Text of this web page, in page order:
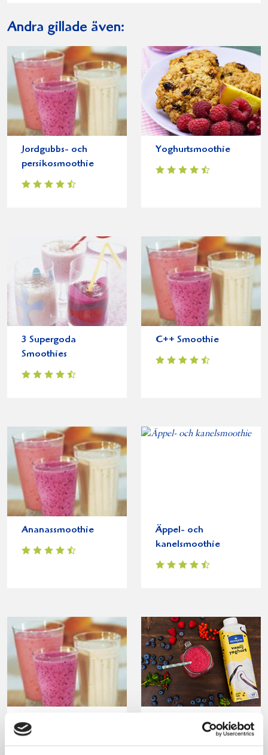
Andra gillade även:
Jordgubbs- och
persikosmoothie
Yoghurtsmoothie
3 Supergoda
Smoothies
C++ Smoothie
Ananassmoothie
Äppel- och
kanelsmoothie
Spirulinasmoothie
Laktosfri smoothie
på frysta bär